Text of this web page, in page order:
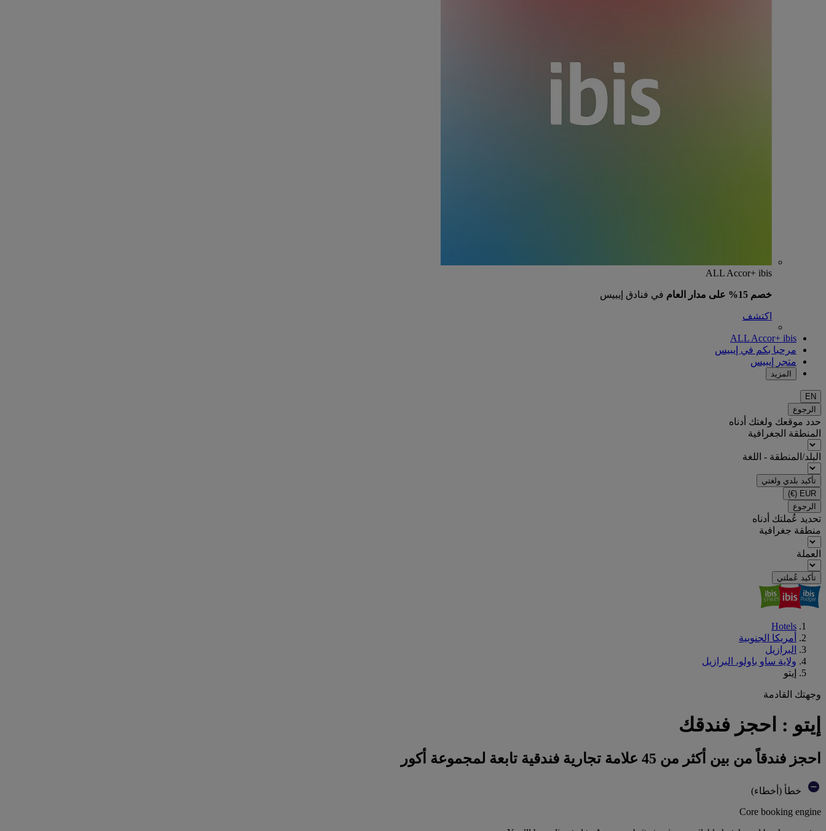
ALL Accor+ ibis
خصم 15% على مدار العام في فنادق إيبيس
اكتشف
ALL Accor+ ibis
مرحبا بكم في إيبيس
متجر إيبيس
المزيد
EN
الرجوع
حدد موقعك ولغتك أدناه
المنطقة الجغرافية
البلد/المنطقة - اللغة
تأكيد بلدي ولغتي
EUR
(€)
الرجوع
تحديد عُملتك أدناه
منطقة جغرافية
العملة
تأكيد عُملتي
Hotels
أمريكا الجنوبية
البرازيل
ولاية ساو باولو، البرازيل
إيتو
وجهتك القادمة
إيتو : احجز فندقك
احجز فندقاً من بين أكثر من 45 علامة تجارية فندقية تابعة لمجموعة أكور
خطأ (أخطاء)
Core booking engine